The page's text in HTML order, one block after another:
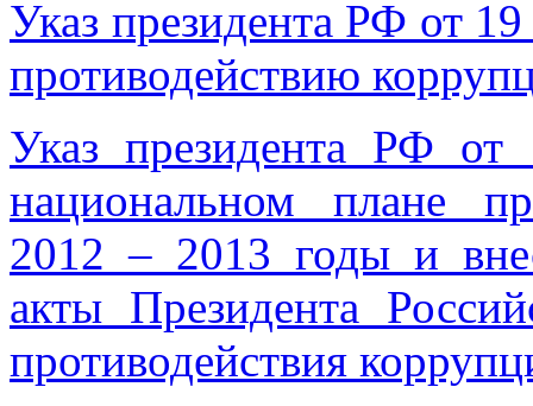
Указ президента РФ от
противодействию
Указ президента РФ
национальном плане
2012 – 2013 годы и
акты Президента
противодействия